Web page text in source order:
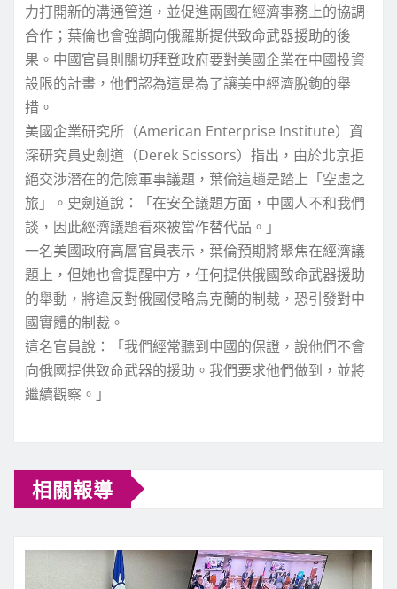
力打開新的溝通管道，並促進兩國在經濟事務上的協調
合作；葉倫也會強調向俄羅斯提供致命武器援助的後
果。中國官員則關切拜登政府要對美國企業在中國投資
設限的計畫，他們認為這是為了讓美中經濟脫鉤的舉
措。
美國企業研究所（American Enterprise Institute）資
深研究員史劍道（Derek Scissors）指出，由於北京拒
絕交涉潛在的危險軍事議題，葉倫這趟是踏上「空虛之
旅」。史劍道說：「在安全議題方面，中國人不和我們
談，因此經濟議題看來被當作替代品。」
一名美國政府高層官員表示，葉倫預期將聚焦在經濟議
題上，但她也會提醒中方，任何提供俄國致命武器援助
的舉動，將違反對俄國侵略烏克蘭的制裁，恐引發對中
國實體的制裁。
這名官員說：「我們經常聽到中國的保證，說他們不會
向俄國提供致命武器的援助。我們要求他們做到，並將
繼續觀察。」
o
n
相關報導